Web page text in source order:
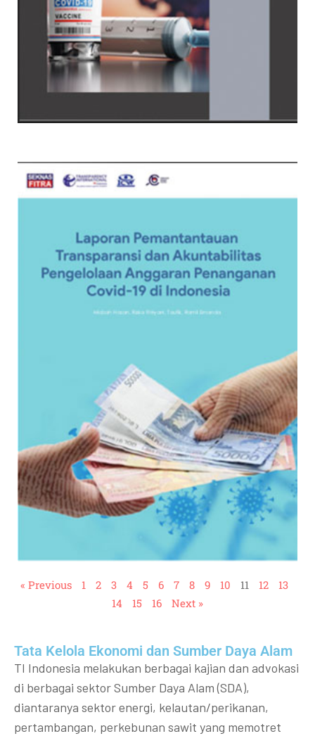
« Previous 1 2 3 4 5 6 7 8 9 10 11 12
13
14
15 16 Next »
Tata Kelola Ekonomi dan Sumber Daya Alam
TI Indonesia melakukan berbagai kajian dan advokasi
di berbagai sektor Sumber Daya Alam (SDA),
diantaranya sektor energi, kelautan/perikanan,
pertambangan, perkebunan sawit yang memotret